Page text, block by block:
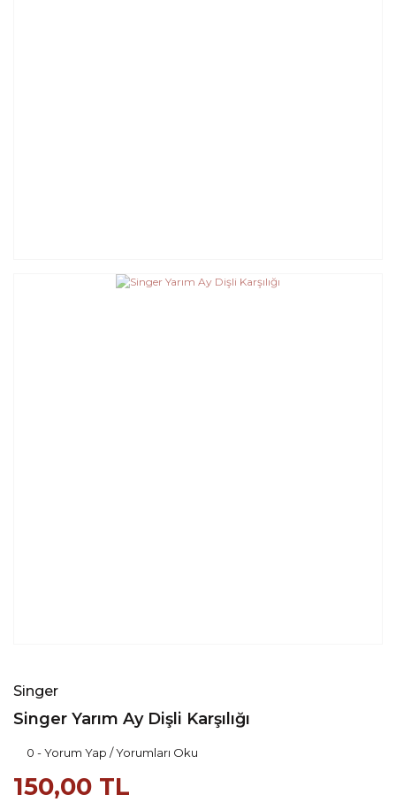
Singer
Singer Yarım Ay Dişli Karşılığı
0 - Yorum Yap / Yorumları Oku
150,00 TL